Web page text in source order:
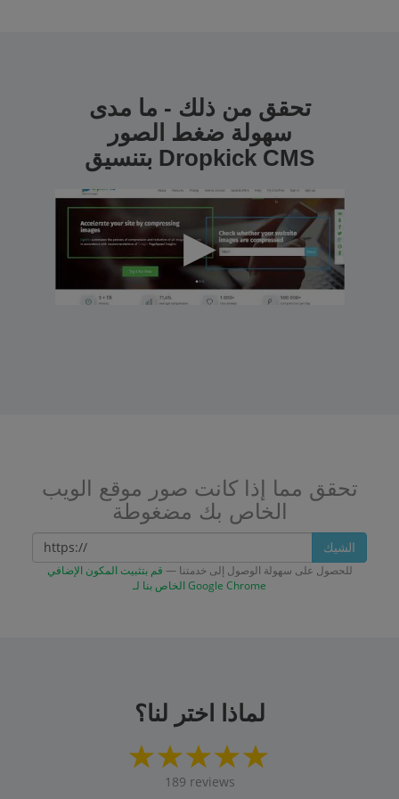
تحقق من ذلك - ما مدى
سهولة ضغط الصور
بتنسيق Dropkick CMS
تحقق مما إذا كانت صور موقع الويب
الخاص بك مضغوطة
الشيك
للحصول على سهولة الوصول إلى خدمتنا — قم بتثبيت المكون الإضافي
الخاص بنا لـ Google Chrome
لماذا اختر لنا؟
189 reviews